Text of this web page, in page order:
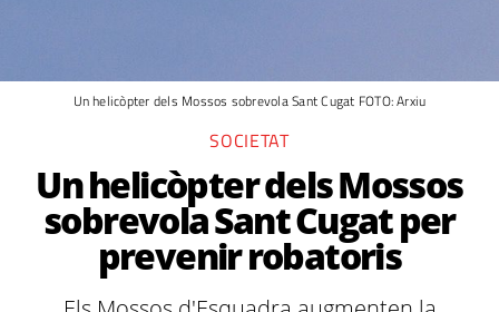
Un helicòpter dels Mossos sobrevola Sant Cugat FOTO: Arxiu
SOCIETAT
Un helicòpter dels Mossos
sobrevola Sant Cugat per
prevenir robatoris